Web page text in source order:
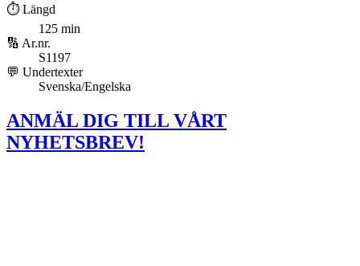
⏱️ Längd
125 min
🔢 Ar.nr.
S1197
💬 Undertexter
Svenska/Engelska
ANMÄL DIG TILL VÅRT
NYHETSBREV!